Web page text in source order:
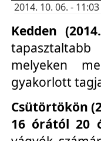
2014. 10. 06. -
Kedden
melyeken
gyakorlott
Csütörtökön
16 órától 20